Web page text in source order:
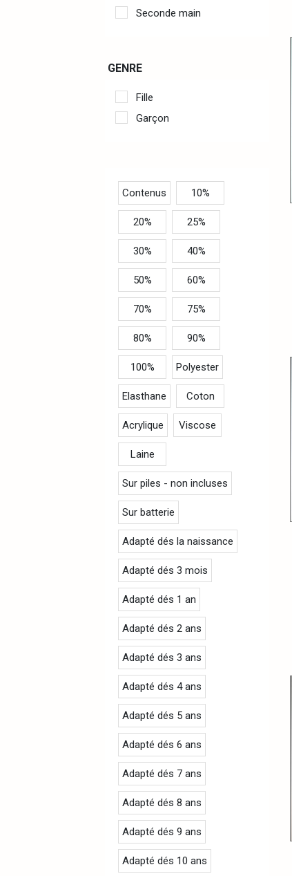
Seconde main
GENRE
Fille
Garçon
Contenus 10%
20% 25%
30% 40%
50% 60%
70% 75%
80% 90%
100% Polyester
Elasthane Coton
Acrylique Viscose
Laine
Sur piles - non incluses
Sur batterie
Adapté dés la naissance
Adapté dés 3 mois
Adapté dés 1 an
Adapté dés 2 ans
Adapté dés 3 ans
Adapté dés 4 ans
Adapté dés 5 ans
Adapté dés 6 ans
Adapté dés 7 ans
Adapté dés 8 ans
Adapté dés 9 ans
Adapté dés 10 ans